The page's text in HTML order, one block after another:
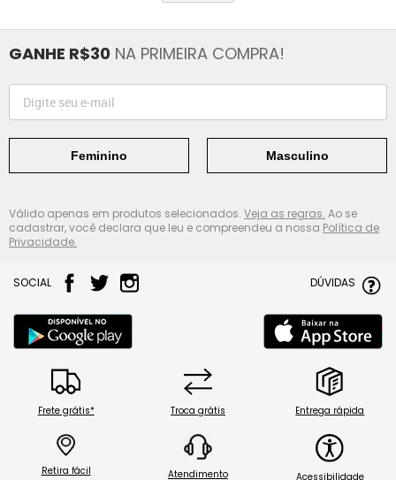
GANHE R$30 NA PRIMEIRA COMPRA!
Feminino Masculino
Válido apenas em produtos selecionados. Veja as regras. Ao se
cadastrar, você declara que leu e compreendeu a nossa Política de
Privacidade.
SOCIAL DÚVIDAS
Frete grátis* Troca grátis Entrega rápida
Retira fácil Atendimento Acessibilidade